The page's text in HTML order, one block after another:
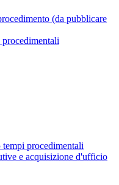
(da pubblicare
procedimentali
e acquisizione d'ufficio